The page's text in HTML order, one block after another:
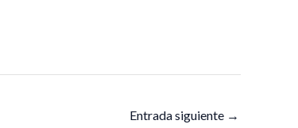
Entrada siguiente →